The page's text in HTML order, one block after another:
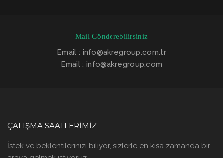
Mail Gönderebilirsiniz
Email : info@akregroup.com.tr
Email : info@akregroup.com
ÇALIŞMA SAATLERIMIZ
İstek ve beklentilerinizi biliyor, sizlerle en kısa zamanda bir